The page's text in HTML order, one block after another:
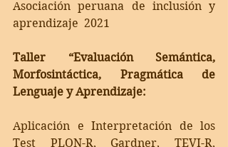
Asociación peruana de inclusión y
aprendizaje  2021
Taller “Evaluación Semántica,
Morfosintáctica, Pragmática de
Lenguaje y Aprendizaje:
Aplicación e Interpretación de los
Test PLON-R, Gardner, TEVI-R,